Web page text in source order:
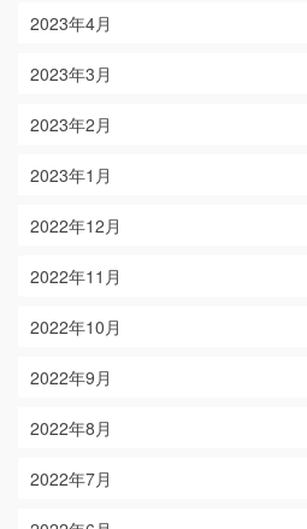
2023年4月
2023年3月
2023年2月
2023年1月
2022年12月
2022年11月
2022年10月
2022年9月
2022年8月
2022年7月